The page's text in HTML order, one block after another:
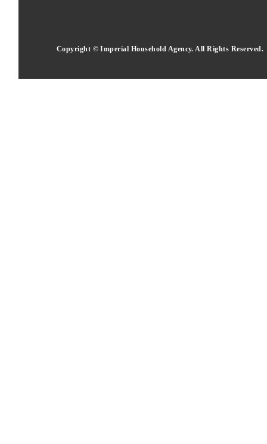
Copyright © Imperial Household Agency. All Rights Reserved.